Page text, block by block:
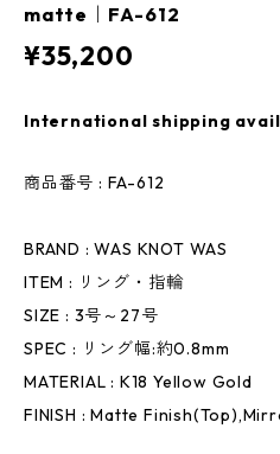
matte｜FA-612
¥35,200
International shipping
商品番号 : FA-612
BRAND : WAS KNOT WAS
ITEM : リング・指輪
SIZE : 3号～27号
SPEC : リング幅:約0.8mm
MATERIAL : K18 Yellow Gold
FINISH : Matte